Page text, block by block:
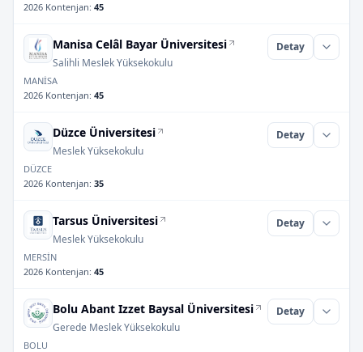
2026 Kontenjan: 45
Manisa Celâl Bayar Üniversitesi
Salihli Meslek Yüksekokulu
Detay
MANİSA
2026 Kontenjan: 45
Düzce Üniversitesi
Meslek Yüksekokulu
Detay
DÜZCE
2026 Kontenjan: 35
Tarsus Üniversitesi
Meslek Yüksekokulu
Detay
MERSİN
2026 Kontenjan: 45
Bolu Abant Izzet Baysal Üniversitesi
Gerede Meslek Yüksekokulu
Detay
BOLU